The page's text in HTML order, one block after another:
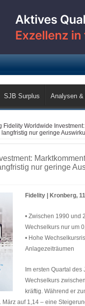
SJB Surplus Analysen &
Fidelity Worldwide
nur geringe
nur geringe
Fidelity | Kronberg,
• Zwischen 1990 und
Wechselkurs nur um
• Hohe
Anlagezeiträumen
Im ersten Quartal
Wechselkurs
kräftig. Während er
auf 1,14 – eine